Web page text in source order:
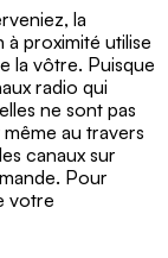
la
proximité utilise
la vôtre. Puisque
radio qui
ne sont pas
au travers
canaux sur
Pour
votre